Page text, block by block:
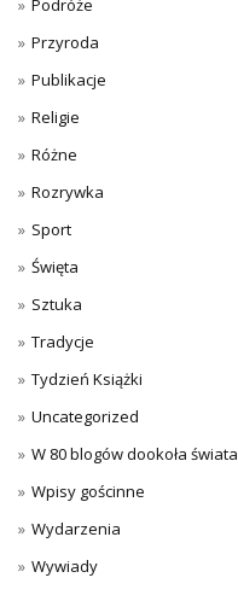
Podróże
Przyroda
Publikacje
Religie
Różne
Rozrywka
Sport
Święta
Sztuka
Tradycje
Tydzień Książki
Uncategorized
W 80 blogów dookoła świata
Wpisy gościnne
Wydarzenia
Wywiady